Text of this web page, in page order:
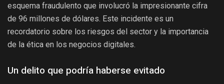
esquema fraudulento que involucró la impresionante cifra
de 96 millones de dólares. Este incidente es un
recordatorio sobre los riesgos del sector y la importancia
de la ética en los negocios digitales.
Un delito que podría haberse evitado